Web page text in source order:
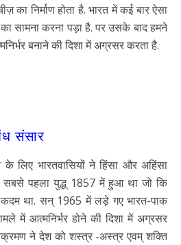
का निर्माण होता है. भारत में कई बार ऐसा
सामना करना पड़ा है. पर उसके बाद हमने
बनाने की दिशा में अग्रसर करता है.
संसार
लिए भारतवासियों ने हिंसा और अहिंसा
सबसे पहला युद्ध् 1857 में हुआ था जो कि
था. सन् 1965 में लड़े गए भारत-पाक
में आत्मनिर्भर होने की दिशा में अग्रसर
ने देश को शस्त्र -अस्त्र एवम् शक्ति